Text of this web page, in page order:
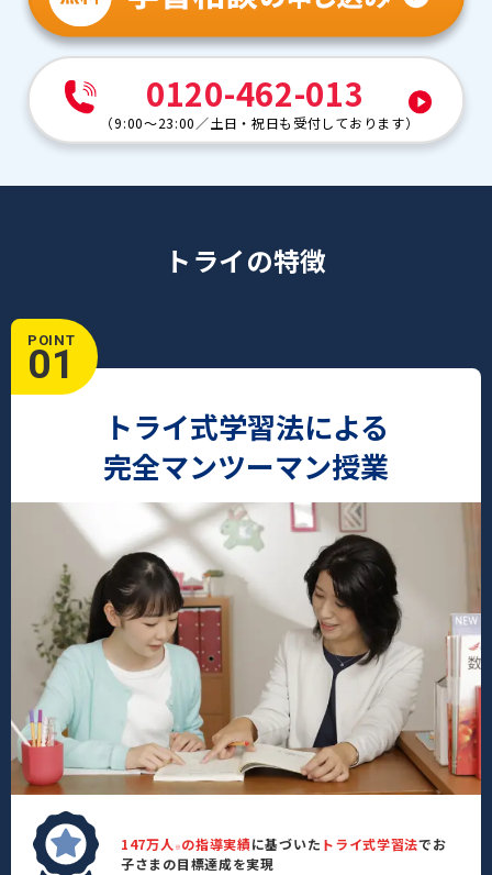
0120-462-013
（9:00～23:00 ／土日・祝日も受付しております）
トライの特徴
POINT
01
トライ式学習法による
完全マンツーマン授業
147万人 ※ の指導実績に基づいた トライ式学習法でお
子さまの目標達成を実現